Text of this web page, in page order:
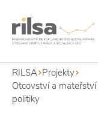
RILSA Projekty
Otcovství a
politiky